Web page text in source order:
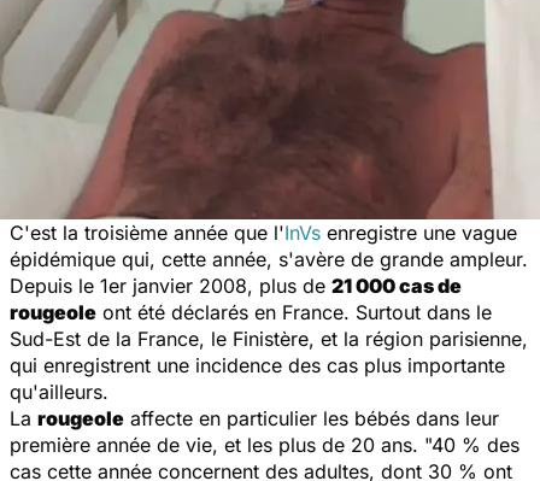
C'est la troisième année que l'InVs enregistre une vague
épidémique qui, cette année, s'avère de grande ampleur.
Depuis le 1er janvier 2008, plus de 21 000 cas de
rougeole ont été déclarés en France. Surtout dans le
Sud-Est de la France, le Finistère, et la région parisienne,
qui enregistrent une incidence des cas plus importante
qu'ailleurs.
La rougeole affecte en particulier les bébés dans leur
première année de vie, et les plus de 20 ans. "40 % des
cas cette année concernent des adultes, dont 30 % ont